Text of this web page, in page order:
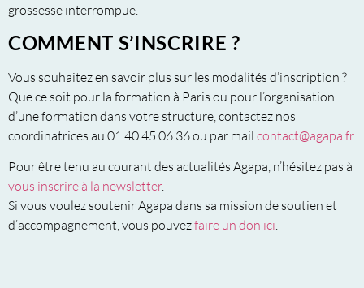
grossesse interrompue.
COMMENT S’INSCRIRE ?
Vous souhaitez en savoir plus sur les modalités d’inscription ?
Que ce soit pour la formation à Paris ou pour l’organisation
d’une formation dans votre structure, contactez nos
coordinatrices au 01 40 45 06 36 ou par mail contact@agapa.fr
Pour être tenu au courant des actualités Agapa, n’hésitez pas à
vous inscrire à la newsletter.
Si vous voulez soutenir Agapa dans sa mission de soutien et
d’accompagnement, vous pouvezfaire un don ici.